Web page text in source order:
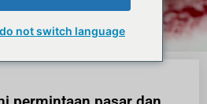
not switch language